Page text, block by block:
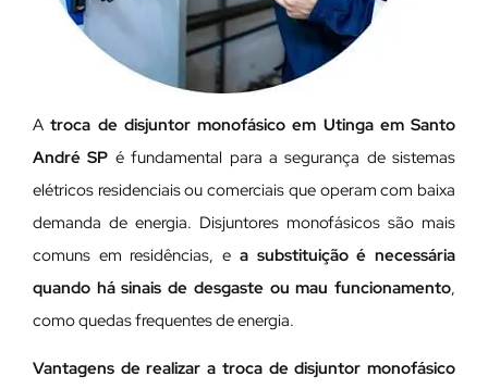
Atroca de disjuntor monofásico em Utinga em Santo
André SP é fundamental para a segurança de sistemas
elétricos residenciais ou comerciais que operam com baixa
demanda de energia. Disjuntores monofásicos são mais
comuns em residências, e a substituição é necessária
quando há sinais de desgaste ou mau funcionamento,
como quedas frequentes de energia.
Vantagens de realizar a troca de disjuntor monofásico